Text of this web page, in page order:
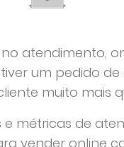
atendimento,
tiver um pedido
muito mais
métricas de
vender online